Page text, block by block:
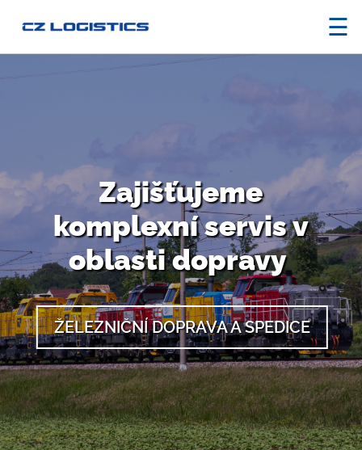
☰
Zajišťujeme
komplexní servis v
oblasti dopravy
ŽELEZNIČNÍ DOPRAVA A SPEDICE